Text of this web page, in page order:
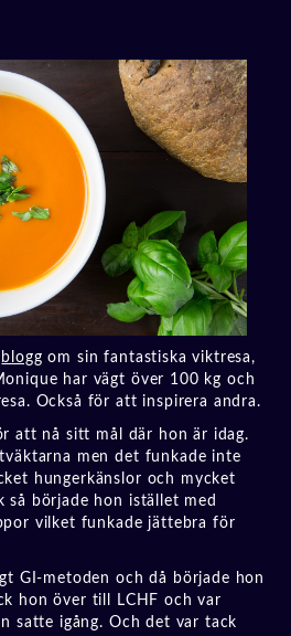
blogg om sin fantastiska viktresa,
har vägt över 100 kg och
Också för att inspirera andra.
att nå sitt mål där hon är idag.
men det funkade inte
hungerkänslor och mycket
så började hon istället med
vilket funkade jättebra för
GI-metoden och då började hon
hon över till LCHF och var
satte igång. Och det var tack